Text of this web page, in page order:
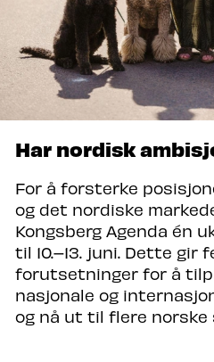
Har nordisk
For å forsterke
og det nordiske
Kongsberg Agenda én
til 10.–13. juni. Dette gir
forutsetninger for å
nasjonale og
og nå ut til flere norske